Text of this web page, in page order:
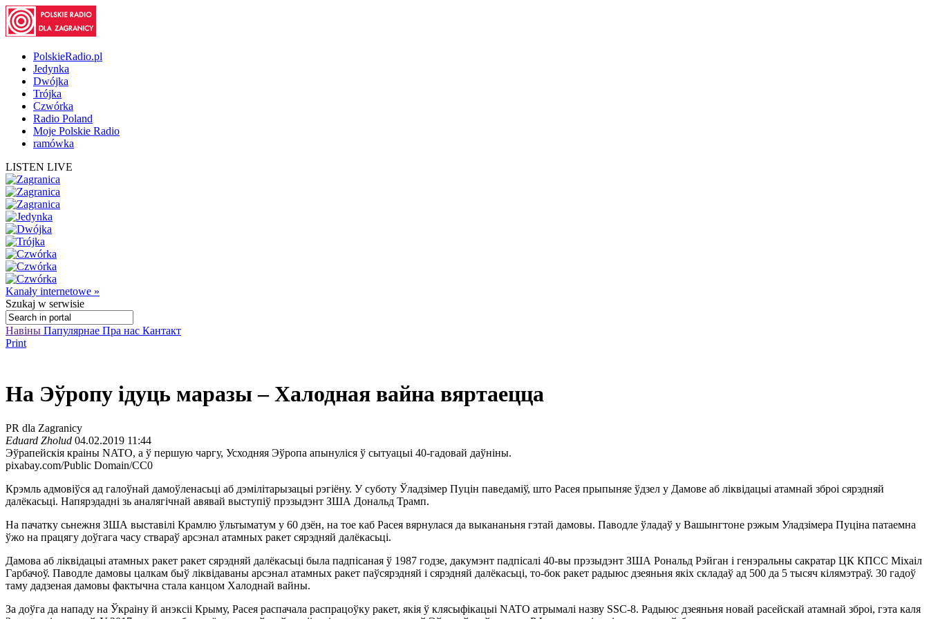
PolskieRadio.pl
Jedynka
Dwójka
Trójka
Czwórka
Radio Poland
Moje Polskie Radio
ramówka
LISTEN LIVE
Kanały internetowe »
Szukaj w serwisie
Навіны Папулярнае Пра нас Кантакт
Print
На Эўропу ідуць маразы – Халодная вайна вяртаецца
PR dla Zagranicy
Eduard Zholud 04.02.2019 11:44
Эўрапейскія краіны NATO, а ў першую чаргу, Усходняя Эўропа апынуліся ў сытуацыі 40-гадовай даўніны.
pixabay.com/Public Domain/CC0
Крэмль адмовіўся ад галоўнай дамоўленасьці аб дэмілітарызацыі рэгіёну. У суботу Ўладзімер Пуцін паведаміў, што Расея прыпыняе ўдзел у Дамове аб ліквідацыі атамнай зброі сярэдняй
далёкасьці. Напярэдадні зь аналягічнай авявай выступіў прэзыдэнт ЗША Дональд Трамп.
На пачатку сьнежня ЗША выставілі Крамлю ўльтыматум у 60 дзён, на тое каб Расея вярнулася да выкананьня гэтай дамовы. Паводле ўладаў у Вашынгтоне рэжым Уладзімера Пуціна патаемна
ўжо на працягу доўгага часу ствараў арсэнал атамных ракет сярэдняй далёкасьці.
Дамова аб ліквідацыі атамных ракет ракет сярэдняй далёкасьці была падпісаная ў 1987 годзе, дакумэнт падпісалі 40-вы прэзыдэнт ЗША Рональд Рэйган і генэральны сакратар ЦК КПСС Міхаіл
Гарбачоў. Паводле дамовы цалкам быў ліквідаваны арсэнал атамных ракет паўсярэдняй і сярэдняй далёкасьці, то-бок ракет радыюс дзеяньня якіх складаў ад 500 да 5 тысяч кілямэтраў. 30 гадоў
таму дадзеная дамовы фактычна стала канцом Халоднай вайны.
За доўга да нападу на Ўкраіну й анэксіі Крыму, Расея распачала распрацоўку ракет, якія ў клясыфікацыі NATO атрымалі назву SSC-8. Радыюс дзеяньня новай расейскай атамнай зброі, гэта каля